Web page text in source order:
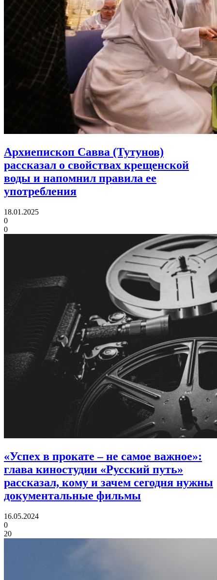
Архиепископ Савва (Тутунов)
рассказал о свойствах крещенской
воды и напомнил правила ее
употребления
18.01.2025
0
0
«Успех в прокате – не самое важное»:
глава киностудии «Русский путь»
рассказал, кому и зачем сегодня нужны
документальные фильмы
16.05.2024
0
20